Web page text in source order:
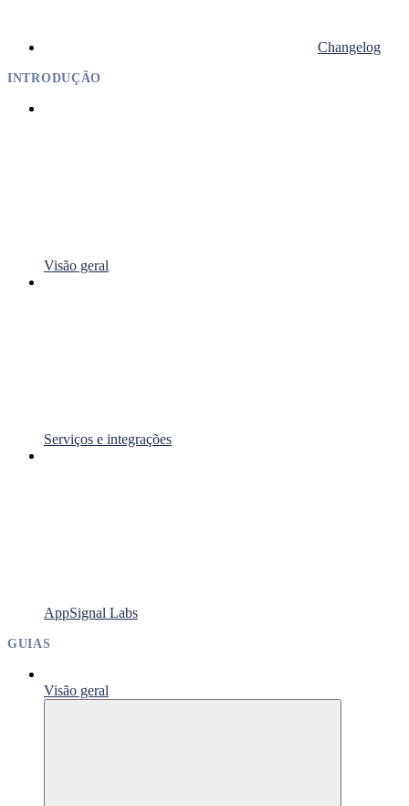
Changelog
INTRODUÇÃO
Visão geral
Serviços e integrações
AppSignal Labs
GUIAS
Visão geral